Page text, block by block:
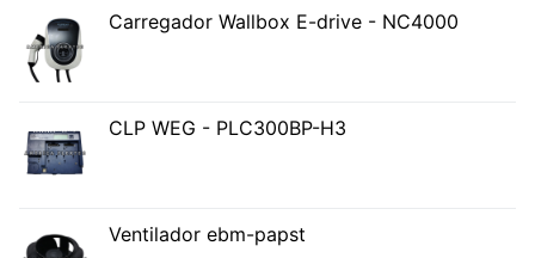
Carregador Wallbox E-drive - NC4000
CLP WEG - PLC300BP-H3
Ventilador ebm-papst